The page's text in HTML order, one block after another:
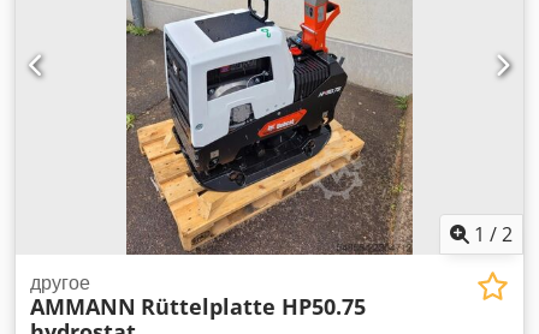
1 /2
другое
AMMANN Rüttelplatte HP50.75